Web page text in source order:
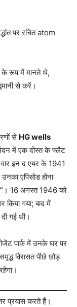
पर रचित atom
के रूप में मानते थे,
से करें।
से HG wells
लंदन में एक दोस्त के फ्लैट
इन द एयर के 1941
एपिसोड होना
16 अगस्त 1946 को
किया गया; बाद में
गई थी।
पार्क में उनके घर पर
विरासत पीछे छोड़
प्रयास करते हैं।